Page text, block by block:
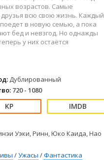
Спорт
Триллеры
Ужасы
2022
2021
Зарубежные
Фильмы из соцетей
возрастов. Самые
всю свою жизнь. Каждый
в новую семью, а пока
бед и невзгод. Но однажды
у них остаётся
Дублированный
720 - 1080
Уэки, Ринн, Юко Каида, Нао
/Ужасы /Фантастика